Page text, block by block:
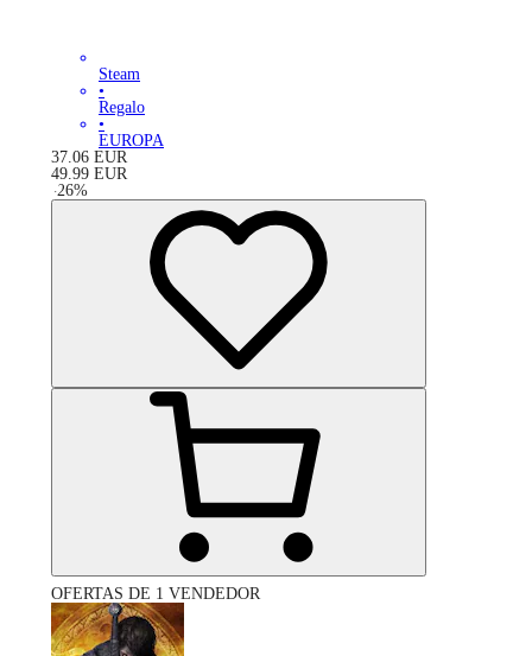
Steam
•
Regalo
•
EUROPA
37.06 EUR
49.99 EUR
-26%
OFERTAS DE 1 VENDEDOR